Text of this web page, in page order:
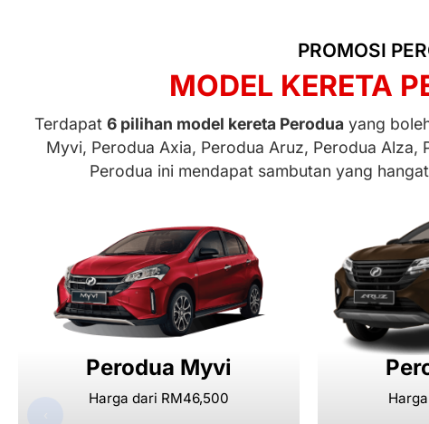
PROMOSI
MODEL KERETA
Terdapat 6 pilihan model kereta Perodua yang
Myvi, Perodua Axia, Perodua Aruz, Perodua
Perodua ini mendapat sambutan yang
Perodua Myvi
Harga dari RM46,500